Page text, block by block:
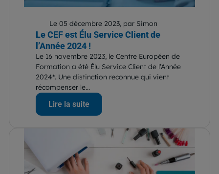
Le 05 décembre 2023, par Simon
Le CEF est Élu Service Client de
l’Année 2024 !
Le 16 novembre 2023, le Centre Européen de
Formation a été Élu Service Client de l’Année
2024*. Une distinction reconnue qui vient
récompenser le...
Lire la suite